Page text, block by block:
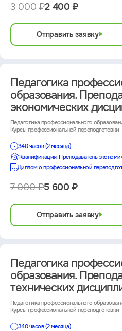
3 000 ₽2 400 ₽
Отправить заявку
Педагогика
образования.
экономических
Педагогика профессионального
Курсы профессиональной переподготовки
340 часов (2 месяца)
Квалификация: Преподаватель
Диплом о профессиональной
7 000 ₽5 600 ₽
Отправить заявку
Педагогика
образования.
технических
Педагогика профессионального
Курсы профессиональной переподготовки
340 часов (2 месяца)